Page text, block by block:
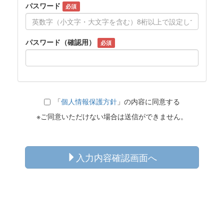
パスワード 必須
パスワード（確認用） 必須
「個人情報保護方針 」の内容に同意する
※ご同意いただけない場合は送信ができません。
入力内容確認画面へ